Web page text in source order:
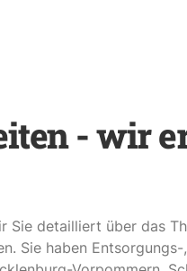
- wir
Sie detailliert über das
Sie haben